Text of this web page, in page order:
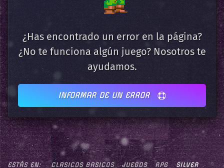
¿Has encontrado un error en la página?
¿No te funciona algún juego? Nosotros te
ayudamos.
INFORMAR DE UN ERROR
ESTÁS EN: CLASICOS BASICOS JUEGOS RPG SILVER